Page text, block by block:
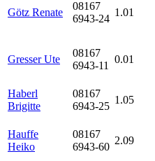
Götz Renate
08167
6943-24
1.01
Gresser Ute
08167
6943-11
0.01
Haberl
Brigitte
08167
6943-25
1.05
Hauffe
Heiko
08167
6943-60
2.09